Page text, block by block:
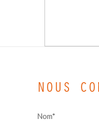
NOUS
Nom*